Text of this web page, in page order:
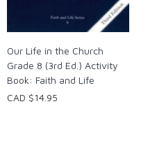
Our Life in the Church
Grade 8 (3rd Ed.) Activity
Book: Faith and Life
CAD $14.95